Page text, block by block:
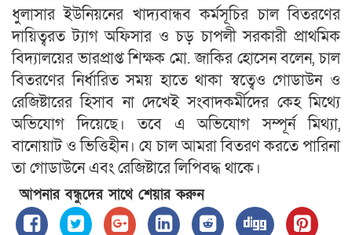
ধুলাসার ইউনিয়নের খাদ্যবান্ধব কর্মসূচির চাল বিতরণের
দায়িত্বরত ট্যাগ অফিসার ও চড় চাপলী সরকারী প্রাথমিক
বিদ্যালয়ের ভারপ্রাপ্ত শিক্ষক মো. জাকির হোসেন বলেন, চাল
বিতরণের নির্ধারিত সময় হাতে থাকা স্বত্বেও গোডাউন ও
রেজিষ্টারের হিসাব না দেখেই সংবাদকর্মীদের কেহ মিথ্যে
অভিযোগ দিয়েছে। তবে এ অভিযোগ সম্পূর্ন মিথ্যা,
বানোয়াট ও ভিত্তিহীন। যে চাল আমরা বিতরণ করতে পারিনা
তা গোডাউনে এবং রেজিষ্টারে লিপিবদ্ধ থাকে।
আপনার বন্ধুদের সাথে শেয়ার করুন